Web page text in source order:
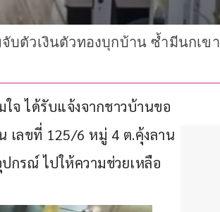
ตัวเงินตัวทองบุกบ้าน ซ้ำมีนกเข
ใจ ได้รับแจ้งจากชาวบ้านขอ
เลขที่ 125/6 หมู่ 4 ต.คุ้งลาน
กรณ์ ไปให้ความช่วยเหลือ